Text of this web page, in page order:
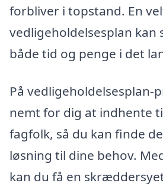
forbliver i topstand. En
vedligeholdelsesplan kan
både tid og penge i det
På vedligeholdelsesplan-
nemt for dig at indhente
fagfolk, så du kan finde
løsning til dine behov.
kan du få en